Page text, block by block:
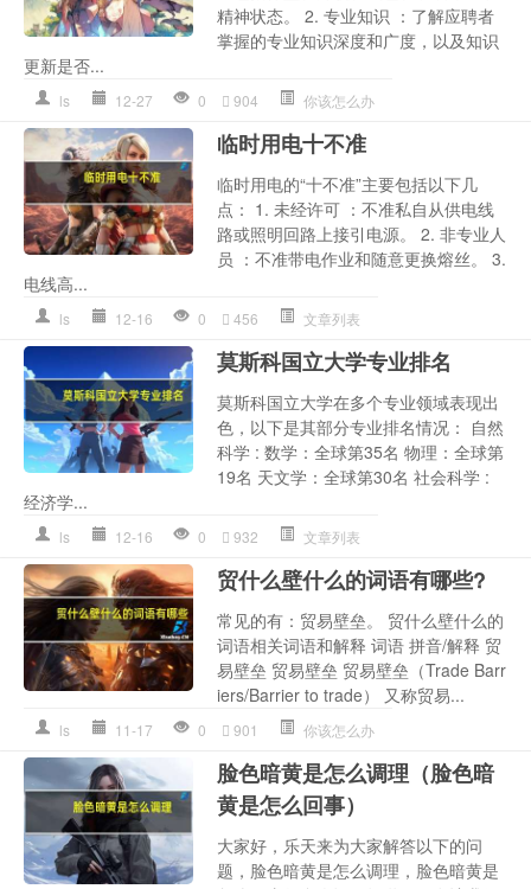
精神状态。 2. 专业知识 ：了解应聘者
掌握的专业知识深度和广度，以及知识
更新是否...
ls 12-27 0 904 你该怎么办
临时用电十不准
临时用电的“十不准”主要包括以下几
点： 1. 未经许可 ：不准私自从供电线
路或照明回路上接引电源。 2. 非专业人
员 ：不准带电作业和随意更换熔丝。 3.
电线高...
ls 12-16 0 456 文章列表
莫斯科国立大学专业排名
莫斯科国立大学在多个专业领域表现出
色，以下是其部分专业排名情况： 自然
科学 : 数学：全球第35名 物理：全球第
19名 天文学：全球第30名 社会科学 :
经济学...
ls 12-16 0 932 文章列表
贸什么壁什么的词语有哪些?
常见的有：贸易壁垒。 贸什么壁什么的
词语相关词语和解释 词语 拼音/解释 贸
易壁垒 贸易壁垒 贸易壁垒（Trade Barr
iers/Barrier to trade） 又称贸易...
ls 11-17 0 901 你该怎么办
脸色暗黄是怎么调理（脸色暗
黄是怎么回事）
大家好，乐天来为大家解答以下的问
题，脸色暗黄是怎么调理，脸色暗黄是